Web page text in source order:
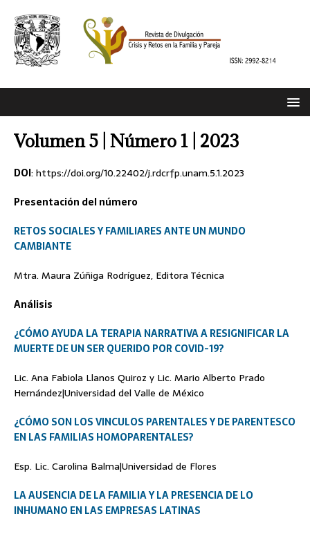
Volumen 5 | Número 1 | 2023
DOI: https://doi.org/10.22402/j.rdcrfp.unam.5.1.2023
Presentación del número
RETOS SOCIALES Y FAMILIARES ANTE UN MUNDO
CAMBIANTE
Mtra. Maura Zúñiga Rodríguez, Editora Técnica
Análisis
¿CÓMO AYUDA LA TERAPIA NARRATIVA A RESIGNIFICAR LA
MUERTE DE UN SER QUERIDO POR COVID-19?
Lic. Ana Fabiola Llanos Quiroz y Lic. Mario Alberto Prado
Hernández|Universidad del Valle de México
¿CÓMO SON LOS VINCULOS PARENTALES Y DE PARENTESCO
EN LAS FAMILIAS HOMOPARENTALES?
Esp. Lic. Carolina Balma|Universidad de Flores
LA AUSENCIA DE LA FAMILIA Y LA PRESENCIA DE LO
INHUMANO EN LAS EMPRESAS LATINAS